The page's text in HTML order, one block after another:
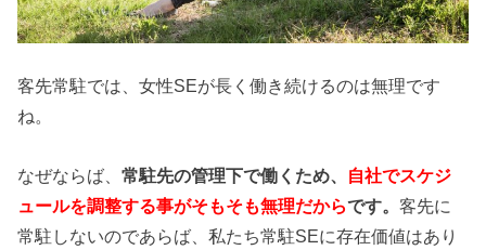
客先常駐では、女性SEが長く働き続けるのは無理です
ね。
なぜならば、常駐先の管理下で働くため、 自社でスケジ
ュールを調整する事がそもそも無理だからです。客先に
常駐しないのであらば、私たち常駐SEに存在価値はあり